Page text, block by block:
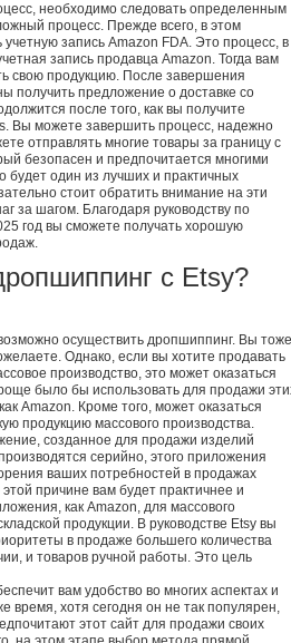
необходимо следовать определенным
процесс. Прежде всего, в этом
запись Amazon FDA. Это процесс, в
запись продавца Amazon. Тогда вам
свою продукцию. После завершения
получить предложение о доставке со
после того, как вы получите
Вы можете завершить процесс, надежно
отправлять многие товары за границу с
безопасен и предпочитается многими
будет один из лучших и практичных
стоит обратить внимание на эти
за шагом. Благодаря руководству по
год вы сможете получать хорошую
с Etsy?
осуществить дропшиппинг. Вы тоже
Однако, если вы хотите продавать
производство, это может оказаться
было бы использовать для продажи
Amazon. Кроме того, может оказаться
продукцию массового производства.
созданное для продажи изделий
серийно, этого приложения
ваших потребностей в продажах
причине вам будет практичнее и
как Amazon, для массового
продукции. В руководстве Etsy вы
в продаже большего количества
и товаров ручной работы. Это цель
вам удобство во многих аспектах и
время, хотя сегодня он не так популярен,
этот сайт для продажи своих